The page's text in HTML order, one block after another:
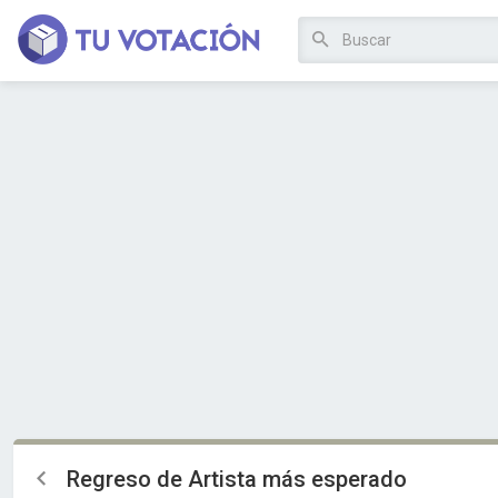
Regreso de Artista más esperado